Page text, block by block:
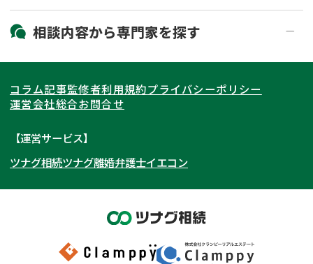
北海道・東北
北海道 青森県
岩手県 宮城県
秋田県
福島県
関東
東京都 神奈川県
埼玉県
茨城県 群馬県
東海
愛知県
岐阜県 山梨県
関西
大阪府 京都府
奈良県
和歌山県
北陸・甲信越
石川県
富山県
岡山県
九州・沖縄
相談内容から専門家を探す
相続登記
遺産分割
相続手続き
家族信託
成年後見・任意後見
相続財産調査
不動産評価(相続不動産)
相続トラブル
コラム記事監修者利用規約プライバシーポリシー
運営会社総合お問合せ
【運営サービス】
ツナグ相続ツナグ離婚弁護士イエコン